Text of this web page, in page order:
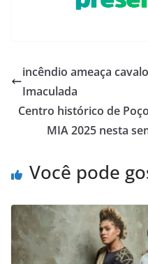
incêndio ameaça
Imaculada
Centro histórico de
MIA 2025 nesta
Você pode